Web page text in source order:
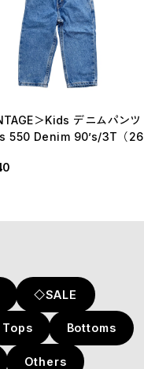
◇SALE
Tops Bottoms
Others
＞Kids デニムパンツ
550 Denim 90’s/3T（26